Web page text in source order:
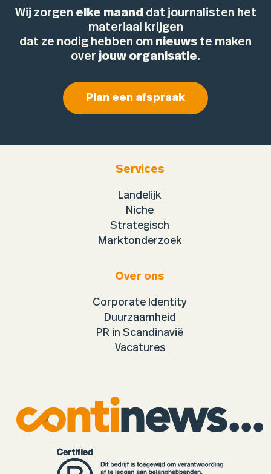
Wij zorgen elke maand dat journalisten het
materiaal krijgen
dat ze nodig hebben om nieuws te maken
over jouw organisatie.
Plan een afspraak
Services
Landelijk
Niche
Strategisch
Marktonderzoek
Over ons
Corporate Identity
Duurzaamheid
PR in Scandinavië
Vacatures